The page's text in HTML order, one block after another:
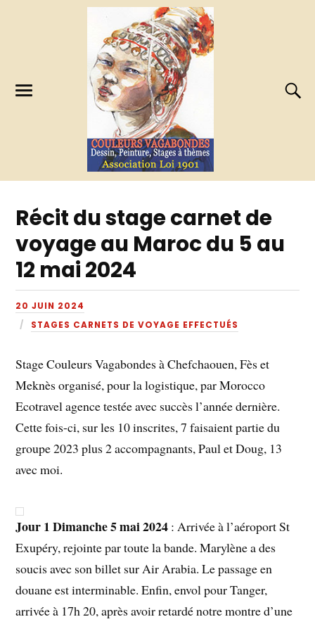
Récit du stage carnet de
voyage au Maroc du 5 au
12 mai 2024
20 JUIN 2024
STAGES CARNETS DE VOYAGE EFFECTUÉS
Stage Couleurs Vagabondes à Chefchaouen, Fès et
Meknès organisé, pour la logistique, par Morocco
Ecotravel agence testée avec succès l’année dernière.
Cette fois-ci, sur les 10 inscrites, 7 faisaient partie du
groupe 2023 plus 2 accompagnants, Paul et Doug, 13
avec moi.
Jour 1 Dimanche 5 mai 2024 : Arrivée à l’aéroport St
Exupéry, rejointe par toute la bande. Marylène a des
soucis avec son billet sur Air Arabia. Le passage en
douane est interminable. Enfin, envol pour Tanger,
arrivée à 17h 20, après avoir retardé notre montre d’une